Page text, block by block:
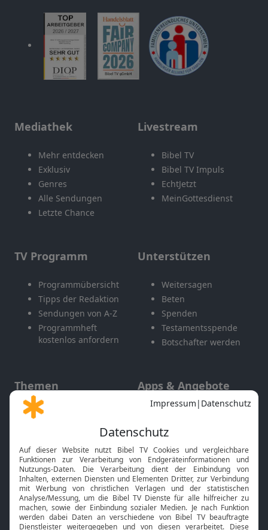
Mediathek
Mehr entdecken
Exklusiv
Genres
Alle Sendungen
Letzte Chance
Livestream
Bibel TV
Bibel TV Impuls
EchtJetzt
MeinGottesdienst
TV Programm
Programmübersicht
Tipps der Redaktion
Sendungen von A-Z
Programmheft
kostenlos anfordern
Unterstützen
Weitersagen
Beten
Spenden
Testamentsspende
Botschafter werden
Themen
Gott und Bibel erklärt
Neuigkeiten
Apps & Angebote
Mobile App
Smart TV
HbbTV
Bibelthek Online-Bibel
Nächster Gottesdienst